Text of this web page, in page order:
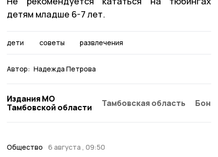
детям младше 6-7 лет.
дети советы развлечения
Автор: Надежда Петрова
Издания МО
Тамбовской области
Тамбовская область
Общество 6 августа , 09:50